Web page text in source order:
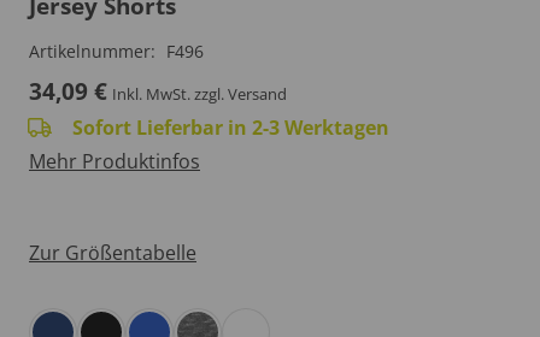
Artikelnummer: F496
34,09 € Inkl. MwSt.zzgl. Versand
Sofort Lieferbar in 2-3 Werktagen
Mehr Produktinfos
Zur Größentabelle